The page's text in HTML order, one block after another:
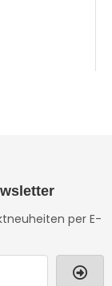
per E-